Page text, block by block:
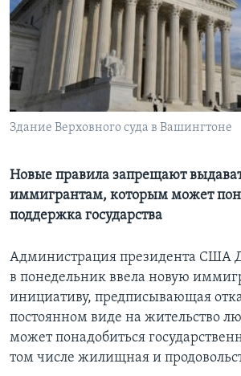
Learning English
СОЦИАЛЬНЫЕ СЕТИ
Здание Верховного суда в Вашингтоне
Новые правила запрещают
иммигрантам, которым может
поддержка государства
Администрация президента США
в понедельник ввела новую
инициативу, предписывающая
постоянном виде на жительство
может понадобиться
том числе жилищная и